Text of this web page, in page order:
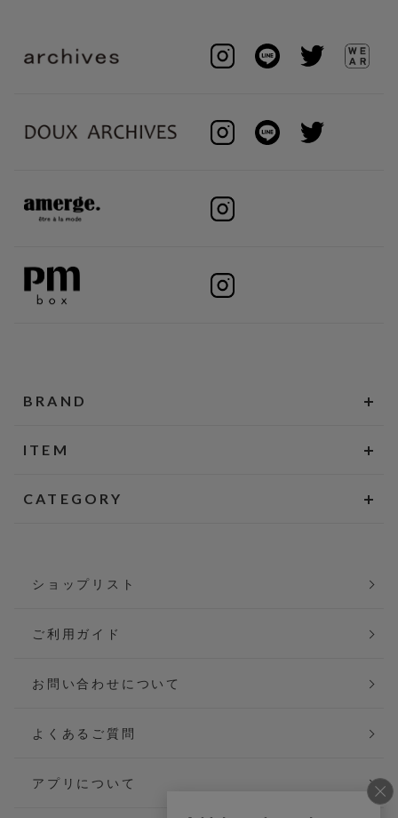
BRAND
ITEM
CATEGORY
ショップリスト
ご利用ガイド
お問い合わせについて
よくあるご質問
アプリについて